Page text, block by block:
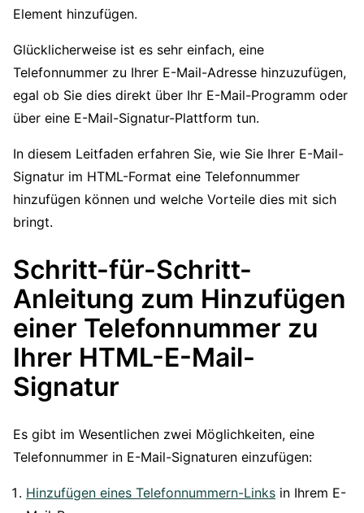
Element hinzufügen.
Glücklicherweise ist es sehr einfach, eine
Telefonnummer zu Ihrer E-Mail-Adresse hinzuzufügen,
egal ob Sie dies direkt über Ihr E-Mail-Programm oder
über eine E-Mail-Signatur-Plattform tun.
In diesem Leitfaden erfahren Sie, wie Sie Ihrer E-Mail-
Signatur im HTML-Format eine Telefonnummer
hinzufügen können und welche Vorteile dies mit sich
bringt.
Schritt-für-Schritt-
Anleitung zum Hinzufügen
einer Telefonnummer zu
Ihrer HTML-E-Mail-
Signatur
Es gibt im Wesentlichen zwei Möglichkeiten, eine
Telefonnummer in E-Mail-Signaturen einzufügen:
Hinzufügen eines Telefonnummern-Links in Ihrem E-